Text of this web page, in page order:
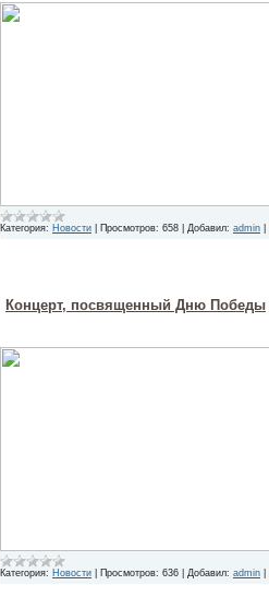
Категория: Новости Просмотров: 658 Добавил: admin
Концерт, посвященный Дню Победы
Категория: Новости Просмотров: 636 Добавил: admin